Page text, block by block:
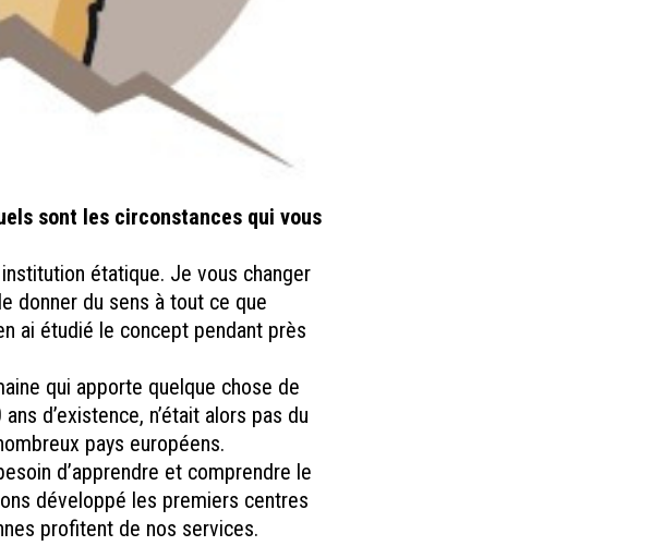
sont les circonstances qui vous
étatique. Je vous changer
donner du sens à tout ce que
ai étudié le concept pendant près
qui apporte quelque chose de
d’existence, n’était alors pas du
pays européens.
d’apprendre et comprendre le
développé les premiers centres
profitent de nos services.